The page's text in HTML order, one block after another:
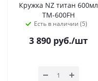
Кружка NZ титан 600мл
TM-600FH
Есть в наличии (5)
3 890 руб./шт